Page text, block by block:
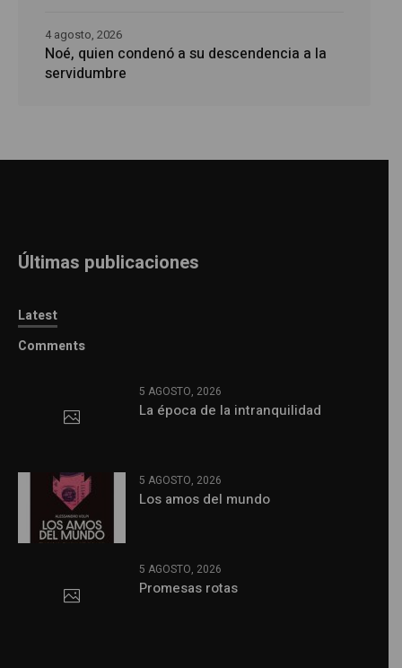
Noé, quien condenó a su descendencia a la
servidumbre
4 agosto, 2026
Últimas publicaciones
Latest
Comments
5 AGOSTO, 2026
La época de la intranquilidad
5 AGOSTO, 2026
Los amos del mundo
5 AGOSTO, 2026
Promesas rotas